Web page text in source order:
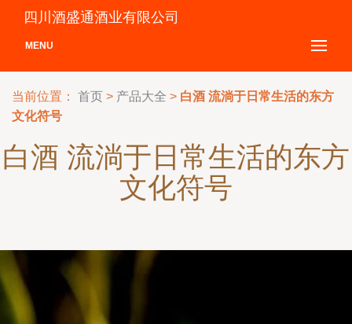
四川酒盛通酒业有限公司
MENU
当前位置： 首页 > 产品大全 > 白酒 流淌于日常生活的东方
文化符号
白酒 流淌于日常生活的东方
文化符号